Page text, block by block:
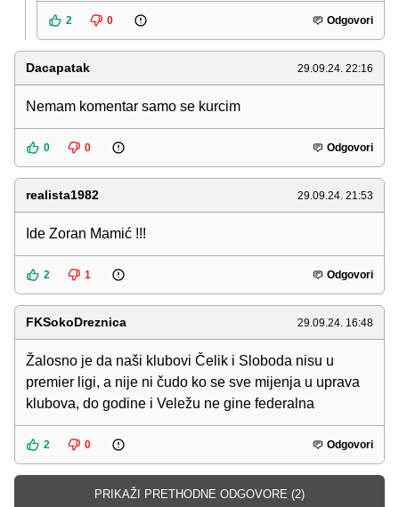
2 0 Odgovori
Dacapatak 29.09.24. 22:16
Nemam komentar samo se kurcim
0 0 Odgovori
realista1982 29.09.24. 21:53
Ide Zoran Mamić !!!
2 1 Odgovori
FKSokoDreznica 29.09.24. 16:48
Žalosno je da naši klubovi Čelik i Sloboda nisu u
premier ligi, a nije ni čudo ko se sve mijenja u uprava
klubova, do godine i Veležu ne gine federalna
2 0 Odgovori
PRIKAŽI PRETHODNE ODGOVORE (2)